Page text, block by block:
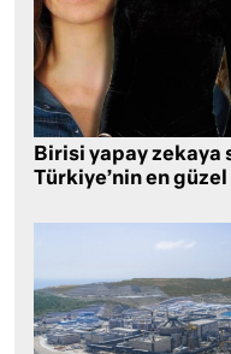
Birisi yapay
Türkiye’nin en güzel